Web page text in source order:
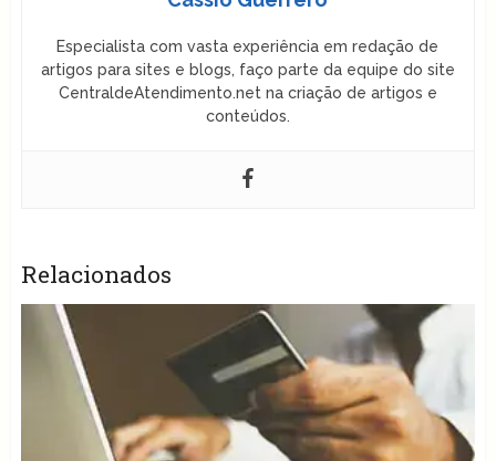
Especialista com vasta experiência em redação de
artigos para sites e blogs, faço parte da equipe do site
CentraldeAtendimento.net na criação de artigos e
conteúdos.
Relacionados